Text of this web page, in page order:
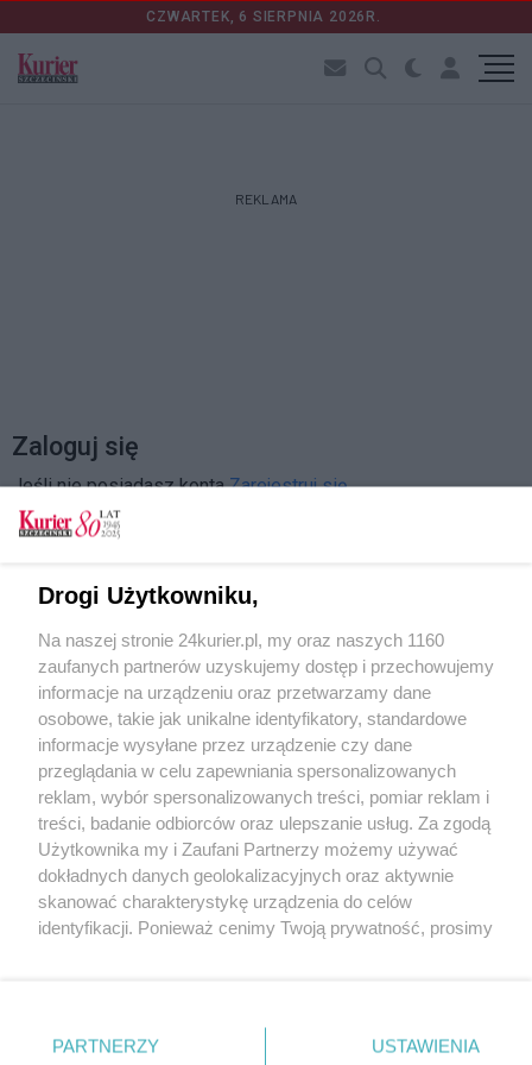
CZWARTEK, 6 SIERPNIA 2026R.
REKLAMA
Zaloguj się
Jeśli nie posiadasz kontaZarejestruj się
Zapamiętać?
Zaloguj
Zapomniałem hasła
Copyright © 2022 Kurier Szczeciński sp. z o.o.
Drogi Użytkowniku,
Na naszej stronie 24kurier.pl, my oraz naszych 1160
zaufanych partnerów uzyskujemy dostęp i przechowujemy
informacje na urządzeniu oraz przetwarzamy dane
osobowe, takie jak unikalne identyfikatory, standardowe
informacje wysyłane przez urządzenie czy dane
przeglądania w celu zapewniania spersonalizowanych
reklam, wybór spersonalizowanych treści, pomiar reklam i
treści, badanie odbiorców oraz ulepszanie usług. Za zgodą
Użytkownika my i Zaufani Partnerzy możemy używać
dokładnych danych geolokalizacyjnych oraz aktywnie
skanować charakterystykę urządzenia do celów
identyfikacji. Ponieważ cenimy Twoją prywatność, prosimy
prywatności znajdujący się w lewym dolnym rogu strony
. Niektóre rodzaje przetwarzania danych nie wymagają
PARTNERZY USTAWIENIA